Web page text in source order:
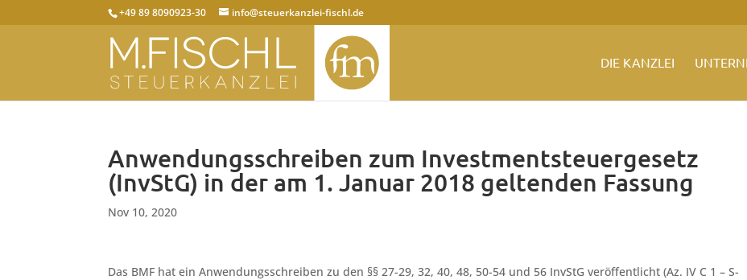
+49 89 8090923-30 info@steuerkanzlei-fischl.de
DIE KANZLEI
Anwendungsschreiben zum Investmentsteuergesetz
(InvStG) in der am 1. Januar 2018 geltenden Fassung
Nov 10, 2020
Das BMF hat ein Anwendungsschreiben zu den §§ 27-29, 32, 40, 48, 50-54 und 56 InvStG veröffentlicht (Az. IV C 1 – S-